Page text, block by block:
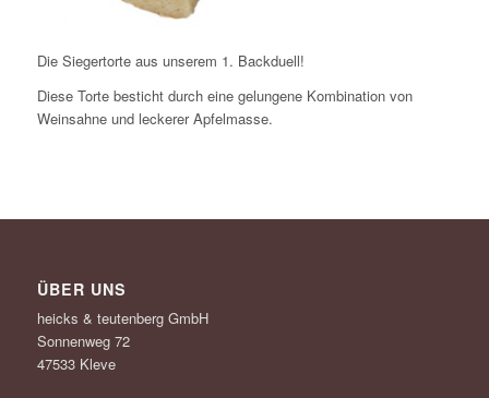
Die Siegertorte aus unserem 1. Backduell!
Diese Torte besticht durch eine gelungene Kombination von
Weinsahne und leckerer Apfelmasse.
ÜBER UNS
heicks & teutenberg GmbH
Sonnenweg 72
47533 Kleve